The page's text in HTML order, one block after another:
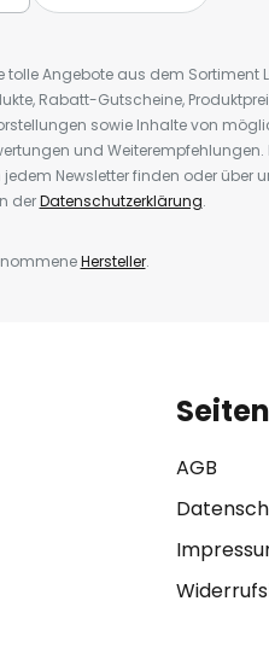
tolle Angebote aus dem Sortiment
Rabatt-Gutscheine,
sowie Inhalte von
und Weiterempfehlungen.
Newsletter finden oder über
derDatenschutzerklärung.
Hersteller.
AGB